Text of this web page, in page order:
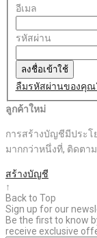
อีเมล
รหัสผ่าน
ลงชื่อเข้าใช้
ลืมรหัสผ่านของคุณ
ลูกค้าใหม่
การสร้างบัญชีมีประโ
มากกว่าหนึ่งที่, ติดตา
สร้างบัญชี
↑
Back to Top
Sign up for our
Be the first to know
receive exclusive